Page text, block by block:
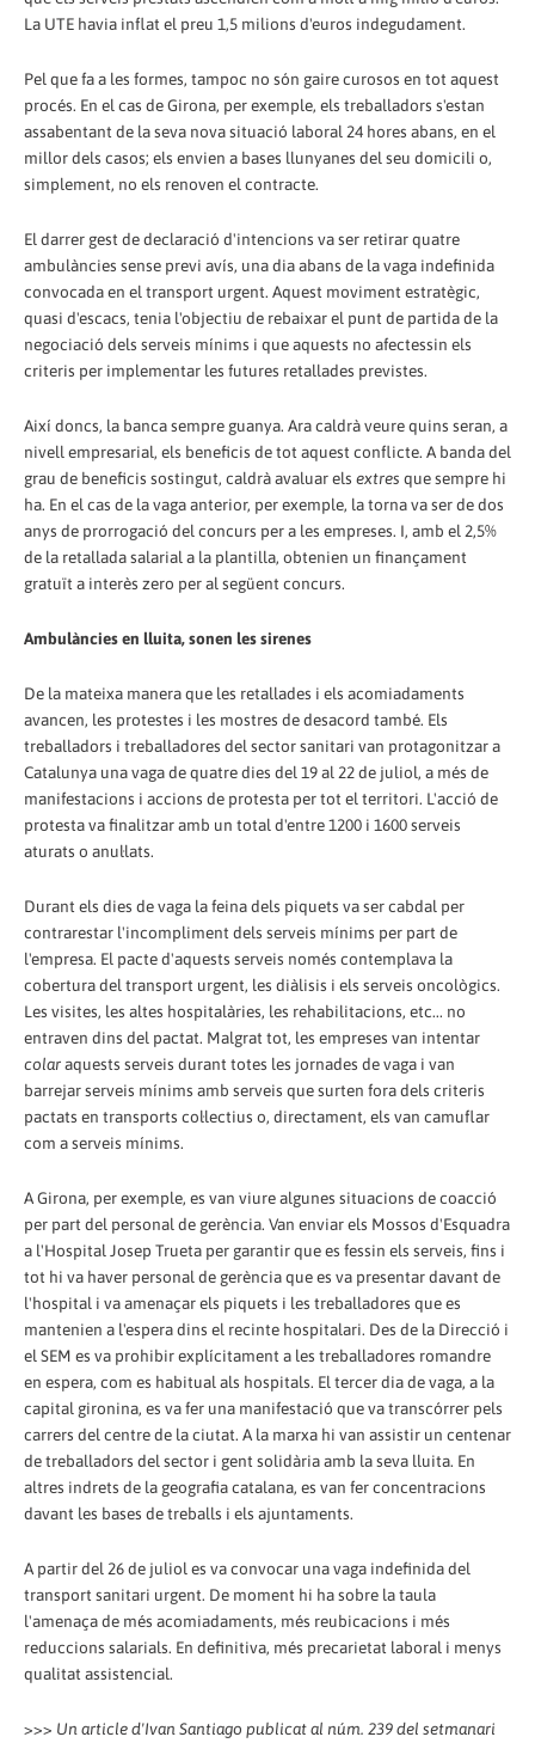
La UTE havia inflat el preu 1,5 milions d'euros indegudament.
Pel que fa a les formes, tampoc no són gaire curosos en tot aquest
procés. En el cas de Girona, per exemple, els treballadors s'estan
assabentant de la seva nova situació laboral 24 hores abans, en el
millor dels casos; els envien a bases llunyanes del seu domicili o,
simplement, no els renoven el contracte.
El darrer gest de declaració d'intencions va ser retirar quatre
ambulàncies sense previ avís, una dia abans de la vaga indefinida
convocada en el transport urgent. Aquest moviment estratègic,
quasi d'escacs, tenia l'objectiu de rebaixar el punt de partida de la
negociació dels serveis mínims i que aquests no afectessin els
criteris per implementar les futures retallades previstes.
Així doncs, la banca sempre guanya. Ara caldrà veure quins seran, a
nivell empresarial, els beneficis de tot aquest conflicte. A banda del
grau de beneficis sostingut, caldrà avaluar els extres que sempre hi
ha. En el cas de la vaga anterior, per exemple, la torna va ser de dos
anys de prorrogació del concurs per a les empreses. I, amb el 2,5%
de la retallada salarial a la plantilla, obtenien un finançament
gratuït a interès zero per al següent concurs.
Ambulàncies en lluita, sonen les sirenes
De la mateixa manera que les retallades i els acomiadaments
avancen, les protestes i les mostres de desacord també. Els
treballadors i treballadores del sector sanitari van protagonitzar a
Catalunya una vaga de quatre dies del 19 al 22 de juliol, a més de
manifestacions i accions de protesta per tot el territori. L'acció de
protesta va finalitzar amb un total d'entre 1200 i 1600 serveis
aturats o anul·lats.
Durant els dies de vaga la feina dels piquets va ser cabdal per
contrarestar l'incompliment dels serveis mínims per part de
l'empresa. El pacte d'aquests serveis només contemplava la
cobertura del transport urgent, les diàlisis i els serveis oncològics.
Les visites, les altes hospitalàries, les rehabilitacions, etc... no
entraven dins del pactat. Malgrat tot, les empreses van intentar
colaraquests serveis durant totes les jornades de vaga i van
barrejar serveis mínims amb serveis que surten fora dels criteris
pactats en transports col·lectius o, directament, els van camuflar
com a serveis mínims.
A Girona, per exemple, es van viure algunes situacions de coacció
per part del personal de gerència. Van enviar els Mossos d'Esquadra
a l'Hospital Josep Trueta per garantir que es fessin els serveis, fins i
tot hi va haver personal de gerència que es va presentar davant de
l'hospital i va amenaçar els piquets i les treballadores que es
mantenien a l'espera dins el recinte hospitalari. Des de la Direcció i
el SEM es va prohibir explícitament a les treballadores romandre
en espera, com es habitual als hospitals. El tercer dia de vaga, a la
capital gironina, es va fer una manifestació que va transcórrer pels
carrers del centre de la ciutat. A la marxa hi van assistir un centenar
de treballadors del sector i gent solidària amb la seva lluita. En
altres indrets de la geografia catalana, es van fer concentracions
davant les bases de treballs i els ajuntaments.
A partir del 26 de juliol es va convocar una vaga indefinida del
transport sanitari urgent. De moment hi ha sobre la taula
l'amenaça de més acomiadaments, més reubicacions i més
reduccions salarials. En definitiva, més precarietat laboral i menys
qualitat assistencial.
>>> Un article d'Ivan Santiago publicat al núm. 239 del setmanari